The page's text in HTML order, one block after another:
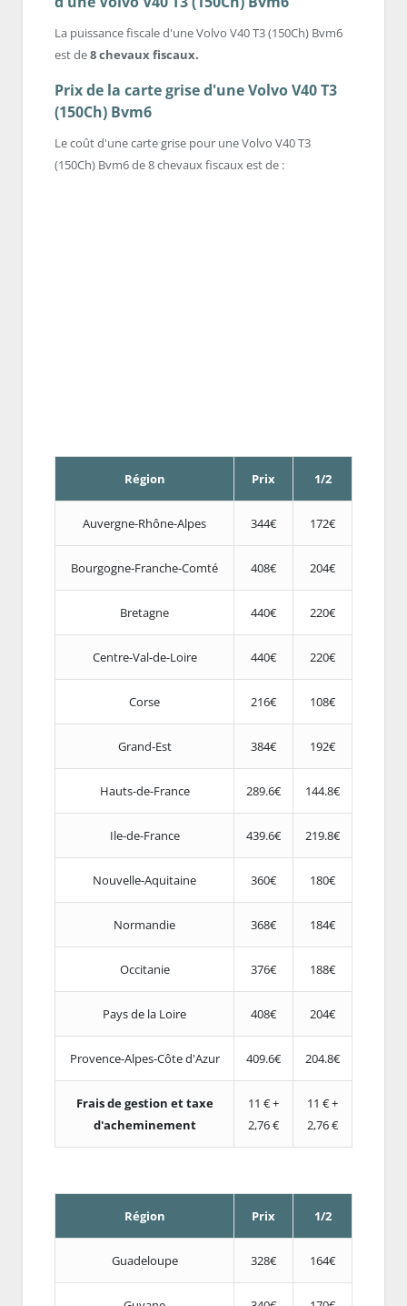
La puissance fiscale d'une Volvo V40 T3 (150Ch) Bvm6
est de8 chevaux fiscaux.
Prix de la carte grise d'une Volvo V40 T3
(150Ch) Bvm6
Le coût d'une carte grise pour une Volvo V40 T3
(150Ch) Bvm6 de 8 chevaux fiscaux est de :
Région Prix 1/2
Auvergne-Rhône-Alpes 344€ 172€
Bourgogne-Franche-Comté 408€ 204€
Bretagne 440€ 220€
Centre-Val-de-Loire 440€ 220€
Corse 216€ 108€
Grand-Est 384€ 192€
Hauts-de-France 289.6€ 144.8€
Ile-de-France 439.6€ 219.8€
Nouvelle-Aquitaine 360€ 180€
Normandie 368€ 184€
Occitanie 376€ 188€
Pays de la Loire 408€ 204€
Provence-Alpes-Côte d'Azur 409.6€ 204.8€
Frais de gestion et taxe
d'acheminement
11 € +
2,76 €
11 € +
2,76 €
Région Prix 1/2
Guadeloupe 328€ 164€